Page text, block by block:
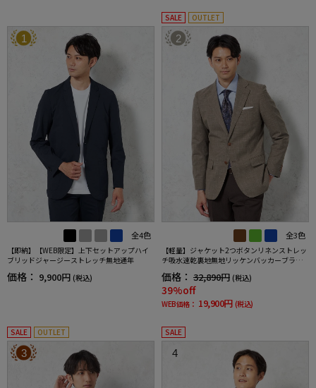
1
全4色
【即納】【WEB限定】上下セットアップハイ
ブリッドジャージーストレッチ無地通年
価格： 9,900円 (税込)
SALE OUTLET
2
全3色
【軽量】ジャケット2つボタンリネンストレッ
チ吸水速乾裏地無地リッケンバッカーブラッ
価格： 32,890円 (税込)
39%off
WEB価格： 19,900円 (税込)
SALE OUTLET
3
SALE
4